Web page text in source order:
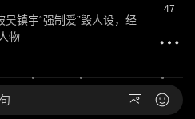
镇宇“强制爱”毁人设，经
物
47